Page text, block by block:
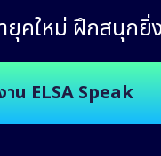
ยุคใหม่ ฝึกสนุกยิ่
าน ELSA Speak